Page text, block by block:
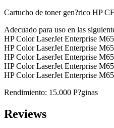
Cartucho de toner gen?rico HP
Adecuado para uso en las
HP Color LaserJet Enterprise
HP Color LaserJet Enterprise
HP Color LaserJet Enterprise
HP Color LaserJet Enterprise
HP Color LaserJet Enterprise
Rendimiento: 15.000 P?ginas
Reviews